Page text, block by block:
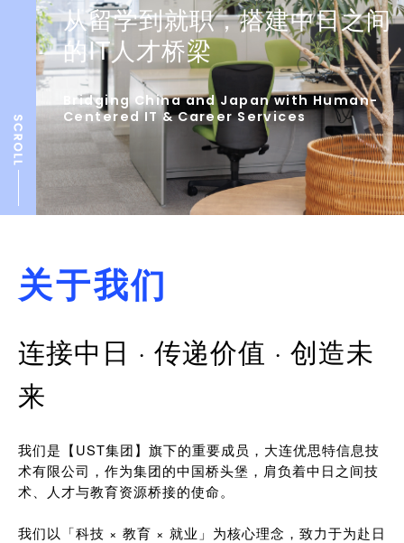
从留学到就职，搭建中日之间
的IT人才桥梁
Bridging China and Japan with Human-
Centered IT & Career Services
关于我们
连接中日 · 传递价值 · 创造未
来
我们是【UST集团】旗下的重要成员，大连优思特信息技
术有限公司，作为集团的中国桥头堡，肩负着中日之间技
术、人才与教育资源桥接的使命。
我们以「科技 × 教育 × 就业」为核心理念，致力于为赴日